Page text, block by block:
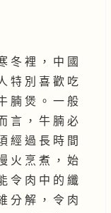
冬 裡 ， 中 國
特 別 喜 歡 吃
腩 煲 。 一 般
言 ， 牛 腩 必
經 過 長 時 間
火 烹 煮 ， 始
令 肉 中 的 纖
分 解 ， 令 肉